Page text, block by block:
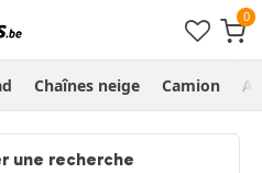
Chaînes neige Camion
une recherche